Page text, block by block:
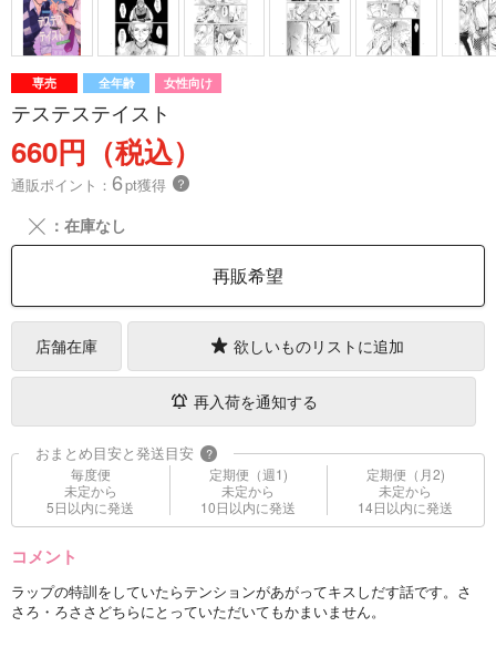
専売 全年齢 女性向け
テステステイスト
660円（税込）
通販ポイント： 6pt獲得 ？
╳ ：在庫なし
再販希望
店舗在庫 欲しいものリストに追加
再入荷を通知する
おまとめ目安と発送目安 ?
毎度便
未定から
5日以内に発送
定期便（週1)
未定から
10日以内に発送
定期便（月2)
未定から
14日以内に発送
コメント
ラップの特訓をしていたらテンションがあがってキスしだす話です。さ
さろ・ろささどちらにとっていただいてもかまいません。